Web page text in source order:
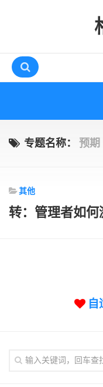
互动
专题名称： 预期
其他
转：管理者如
自